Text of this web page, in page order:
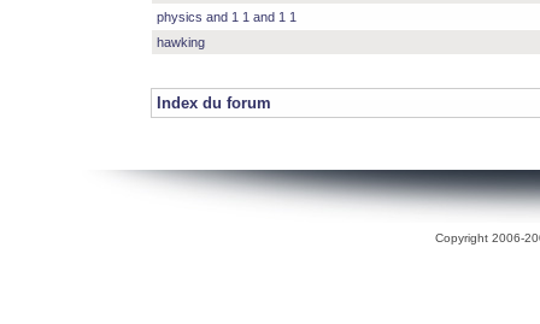
physics and 1 1 and 1 1
hawking
Index du forum
Copyright 2006-